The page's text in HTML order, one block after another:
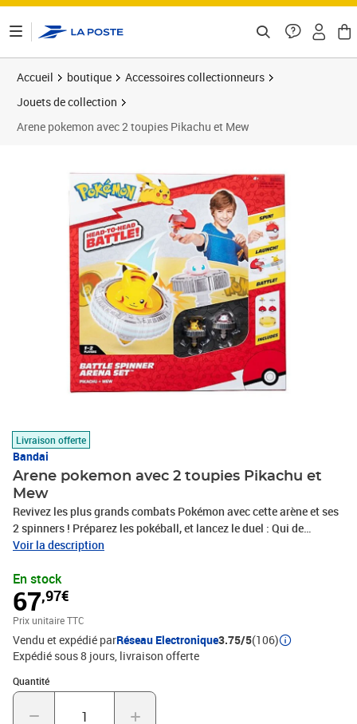
Accueil boutique
Accessoires collectionneurs
Jouets de collection
Arene pokemon avec 2 toupies Pikachu et Mew
Livraison offerte
Bandai
Arene pokemon avec 2 toupies Pikachu et
Mew
Revivez les plus grands combats Pokémon avec cette arène et ses
2 spinners ! Préparez les pokéball, et lancez le duel : Qui de
Pikachu ou Mew sera le vainqueur?
Voir la description
En stock
67,97€
Prix unitaire TTC
Vendu et expédié parRéseau Electronique3.75/5(106)
Expédié sous 8 jours livraison offerte
Quantité
Quantité : 1